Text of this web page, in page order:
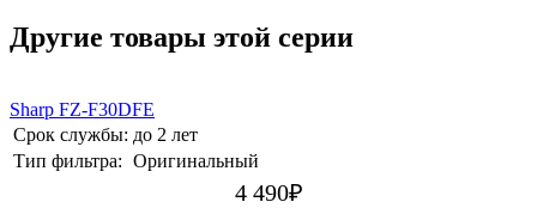
Другие товары этой серии
Sharp FZ-F30DFE
Срок службы: до 2 лет
Тип фильтра: Оригинальный
4 490₽